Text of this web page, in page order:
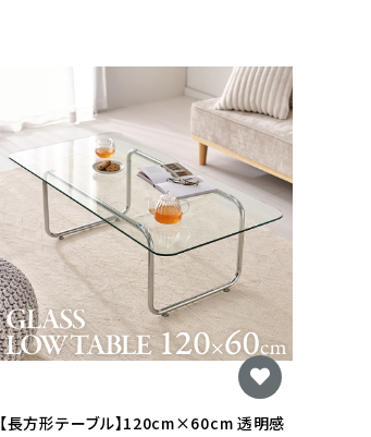
【長方形テーブル】120cm×60cm 透明感